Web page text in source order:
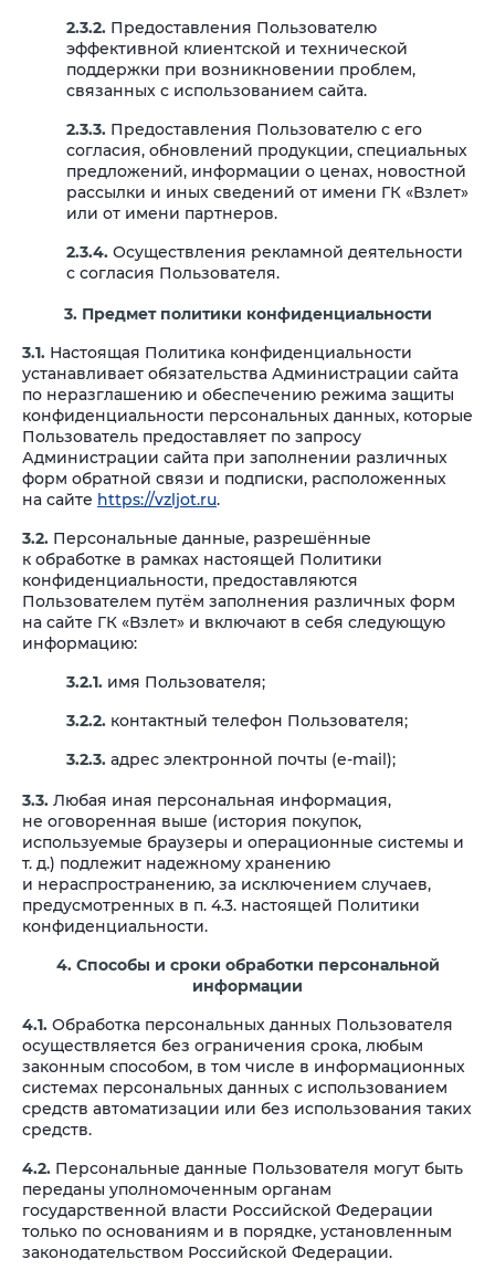
2.3.2. Предоставления Пользователю
эффективной клиентской и технической
поддержки при возникновении проблем,
связанных с использованием сайта.
2.3.3. Предоставления Пользователю с его
согласия, обновлений продукции, специальных
предложений, информации о ценах, новостной
рассылки и иных сведений от имени ГК «Взлет»
или от имени партнеров.
2.3.4. Осуществления рекламной деятельности
с согласия Пользователя.
3. Предмет политики конфиденциальности
3.1. Настоящая Политика конфиденциальности
устанавливает обязательства Администрации сайта
по неразглашению и обеспечению режима защиты
конфиденциальности персональных данных, которые
Пользователь предоставляет по запросу
Администрации сайта при заполнении различных
форм обратной связи и подписки, расположенных
на сайте https://vzljot.ru.
3.2. Персональные данные, разрешённые
к обработке в рамках настоящей Политики
конфиденциальности, предоставляются
Пользователем путём заполнения различных форм
на сайте ГК «Взлет» и включают в себя следующую
информацию:
3.2.1. имя Пользователя;
3.2.2. контактный телефон Пользователя;
3.2.3. адрес электронной почты (e-mail);
3.3. Любая иная персональная информация,
не оговоренная выше (история покупок,
используемые браузеры и операционные системы и
т. д.) подлежит надежному хранению
и нераспространению, за исключением случаев,
предусмотренных в п. 4.3. настоящей Политики
конфиденциальности.
4. Способы и сроки обработки персональной
информации
4.1. Обработка персональных данных Пользователя
осуществляется без ограничения срока, любым
законным способом, в том числе в информационных
системах персональных данных с использованием
средств автоматизации или без использования таких
средств.
4.2. Персональные данные Пользователя могут быть
переданы уполномоченным органам
государственной власти Российской Федерации
только по основаниям и в порядке, установленным
законодательством Российской Федерации.